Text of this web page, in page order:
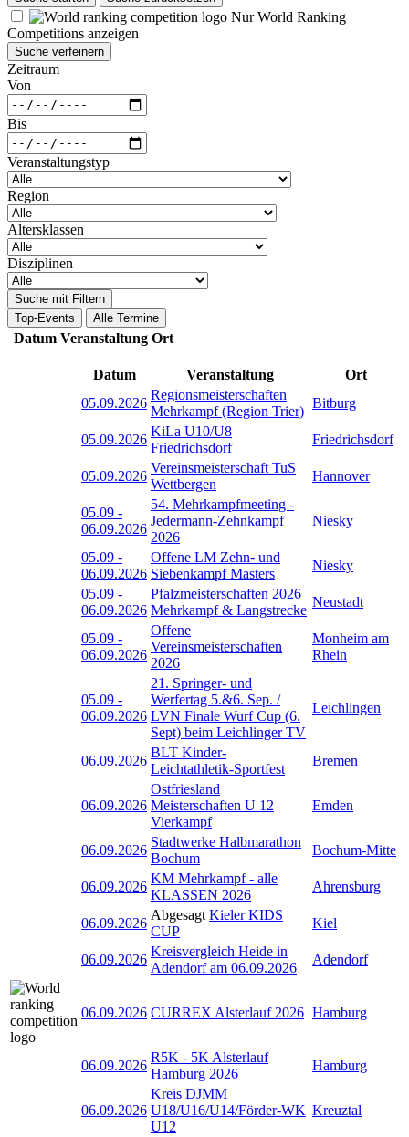
Nur World Ranking
Competitions anzeigen
Suche verfeinern
Zeitraum
Von
Bis
Veranstaltungstyp
Region
Altersklassen
Disziplinen
Suche mit Filtern
Top-Events
Alle Termine
Datum Veranstaltung Ort
Datum Veranstaltung
Ort
05.09.2026
Regionsmeisterschaften
Mehrkampf (Region Trier)
Bitburg
05.09.2026
KiLa U10/U8
Friedrichsdorf
Friedrichsdorf
05.09.2026
Vereinsmeisterschaft TuS
Wettbergen
Hannover
05.09 -
06.09.2026
54. Mehrkampfmeeting -
Jedermann-Zehnkampf
2026
Niesky
05.09 -
06.09.2026
Offene LM Zehn- und
Siebenkampf Masters
Niesky
05.09 -
06.09.2026
Pfalzmeisterschaften 2026
Mehrkampf & Langstrecke
Neustadt
05.09 -
06.09.2026
Offene
Vereinsmeisterschaften
2026
Monheim am
Rhein
05.09 -
06.09.2026
21. Springer- und
Werfertag 5.&6. Sep. /
LVN Finale Wurf Cup (6.
Sept) beim Leichlinger TV
Leichlingen
06.09.2026
BLT Kinder-
Leichtathletik-Sportfest
Bremen
06.09.2026
Ostfriesland
Meisterschaften U 12
Vierkampf
Emden
06.09.2026
Stadtwerke Halbmarathon
Bochum
Bochum-Mitte
06.09.2026
KM Mehrkampf - alle
KLASSEN 2026
Ahrensburg
06.09.2026
Abgesagt Kieler KIDS
CUP
Kiel
06.09.2026
Kreisvergleich Heide in
Adendorf am 06.09.2026
Adendorf
06.09.2026 CURREX Alsterlauf 2026 Hamburg
06.09.2026
R5K - 5K Alsterlauf
Hamburg 2026
Hamburg
06.09.2026
Kreis DJMM
U18/U16/U14/Förder-WK
U12
Kreuztal